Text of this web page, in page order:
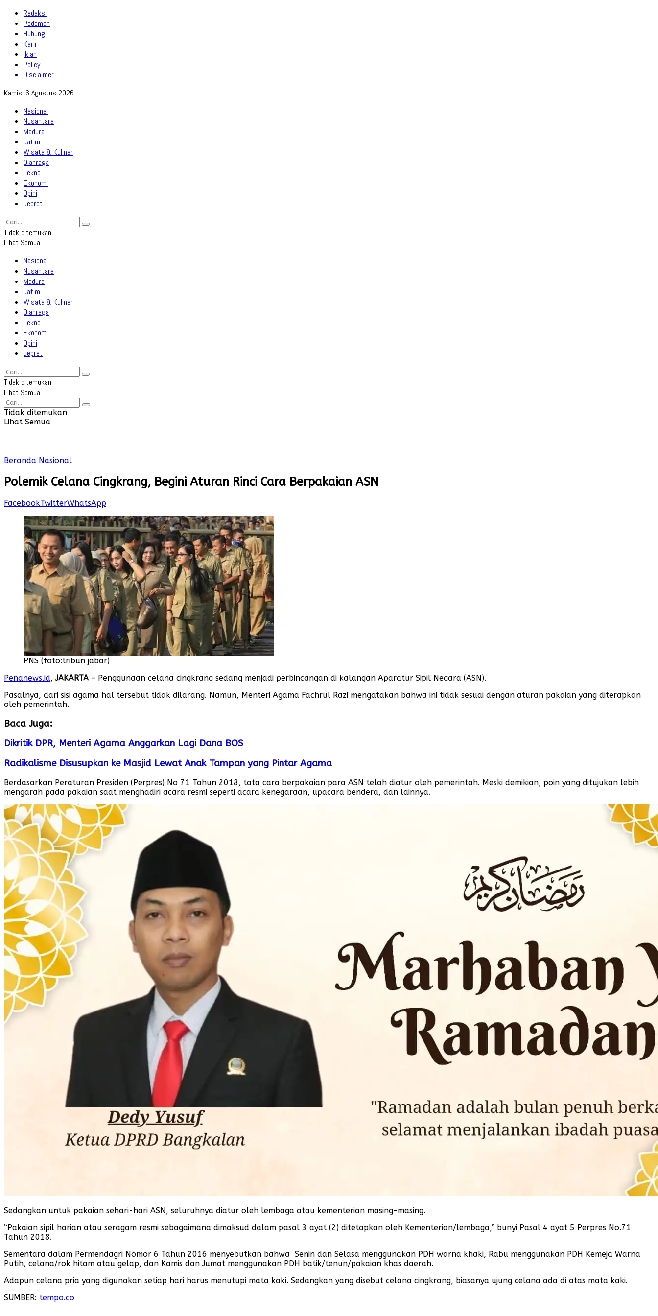
Redaksi
Pedoman
Hubungi
Karir
Iklan
Policy
Disclaimer
Kamis, 6 Agustus 2026
Nasional
Nusantara
Madura
Jatim
Wisata & Kuliner
Olahraga
Tekno
Ekonomi
Opini
Jepret
Tidak ditemukan
Lihat Semua
Nasional
Nusantara
Madura
Jatim
Wisata & Kuliner
Olahraga
Tekno
Ekonomi
Opini
Jepret
Tidak ditemukan
Lihat Semua
Tidak ditemukan
Lihat Semua
Beranda Nasional
Polemik Celana Cingkrang, Begini Aturan Rinci Cara Berpakaian ASN
FacebookTwitterWhatsApp
PNS (foto:tribun jabar)
Penanews.id,JAKARTA– Penggunaan celana cingkrang sedang menjadi perbincangan di kalangan Aparatur Sipil Negara (ASN).
Pasalnya, dari sisi agama hal tersebut tidak dilarang. Namun, Menteri Agama Fachrul Razi mengatakan bahwa ini tidak sesuai dengan aturan pakaian yang diterapkan
oleh pemerintah.
Baca Juga:
Dikritik DPR, Menteri Agama Anggarkan Lagi Dana BOS
Radikalisme Disusupkan ke Masjid Lewat Anak Tampan yang Pintar Agama
Berdasarkan Peraturan Presiden (Perpres) No 71 Tahun 2018, tata cara berpakaian para ASN telah diatur oleh pemerintah. Meski demikian, poin yang ditujukan lebih
mengarah pada pakaian saat menghadiri acara resmi seperti acara kenegaraan, upacara bendera, dan lainnya.
Sedangkan untuk pakaian sehari-hari ASN, seluruhnya diatur oleh lembaga atau kementerian masing-masing.
“Pakaian sipil harian atau seragam resmi sebagaimana dimaksud dalam pasal 3 ayat (2) ditetapkan oleh Kementerian/lembaga,” bunyi Pasal 4 ayat 5 Perpres No.71
Tahun 2018.
Sementara dalam Permendagri Nomor 6 Tahun 2016 menyebutkan bahwa Senin dan Selasa menggunakan PDH warna khaki, Rabu menggunakan PDH Kemeja Warna
Putih, celana/rok hitam atau gelap, dan Kamis dan Jumat menggunakan PDH batik/tenun/pakaian khas daerah.
Adapun celana pria yang digunakan setiap hari harus menutupi mata kaki. Sedangkan yang disebut celana cingkrang, biasanya ujung celana ada di atas mata kaki.
SUMBER: tempo.co